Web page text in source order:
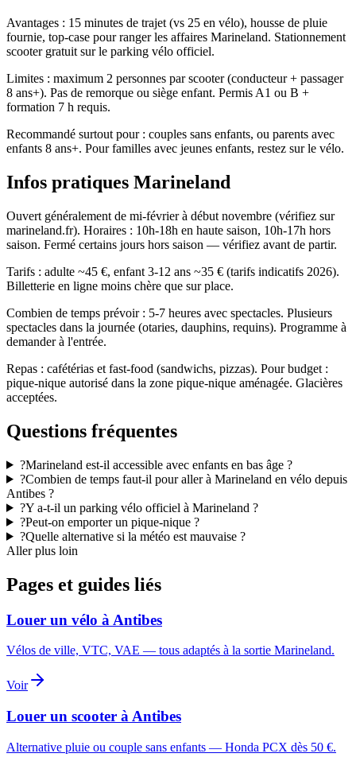
Avantages : 15 minutes de trajet (vs 25 en vélo), housse de pluie
fournie, top-case pour ranger les affaires Marineland. Stationnement
scooter gratuit sur le parking vélo officiel.
Limites : maximum 2 personnes par scooter (conducteur + passager
8 ans+). Pas de remorque ou siège enfant. Permis A1 ou B +
formation 7 h requis.
Recommandé surtout pour : couples sans enfants, ou parents avec
enfants 8 ans+. Pour familles avec jeunes enfants, restez sur le vélo.
Infos pratiques Marineland
Ouvert généralement de mi-février à début novembre (vérifiez sur
marineland.fr). Horaires : 10h-18h en haute saison, 10h-17h hors
saison. Fermé certains jours hors saison — vérifiez avant de partir.
Tarifs : adulte ~45 €, enfant 3-12 ans ~35 € (tarifs indicatifs 2026).
Billetterie en ligne moins chère que sur place.
Combien de temps prévoir : 5-7 heures avec spectacles. Plusieurs
spectacles dans la journée (otaries, dauphins, requins). Programme à
demander à l'entrée.
Repas : cafétérias et fast-food (sandwichs, pizzas). Pour budget :
pique-nique autorisé dans la zone pique-nique aménagée. Glacières
acceptées.
Questions fréquentes
?Marineland est-il accessible avec enfants en bas âge ?
?Combien de temps faut-il pour aller à Marineland en vélo depuis
Antibes ?
?Y a-t-il un parking vélo officiel à Marineland ?
?Peut-on emporter un pique-nique ?
?Quelle alternative si la météo est mauvaise ?
Aller plus loin
Pages et guides liés
Louer un vélo à Antibes
Vélos de ville, VTC, VAE — tous adaptés à la sortie Marineland.
Voir
Louer un scooter à Antibes
Alternative pluie ou couple sans enfants — Honda PCX dès 50 €.